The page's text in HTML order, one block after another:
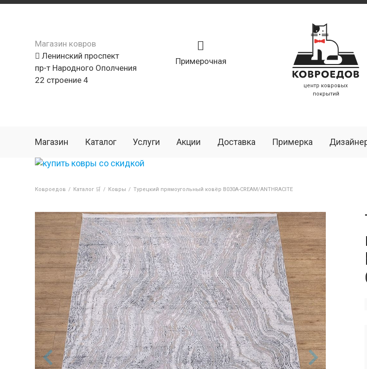
Магазин ковров
Ленинский проспект
пр-т Народного Ополчения
22 строение 4
Примерочная
центр ковровых
покрытий
Магазин Каталог Услуги Акции Доставка Примерка
Ковроедов / Каталог 🛒 / Ковры / Турецкий прямоугольный ковёр B030A-CREAM/ANTHRACITE